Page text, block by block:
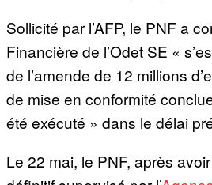
Sollicité par l’AFP, le PNF a
Financière de l’Odet SE «
de l’amende de 12 millions
de mise en conformité
été exécuté » dans le délai
Le 22 mai, le PNF, après